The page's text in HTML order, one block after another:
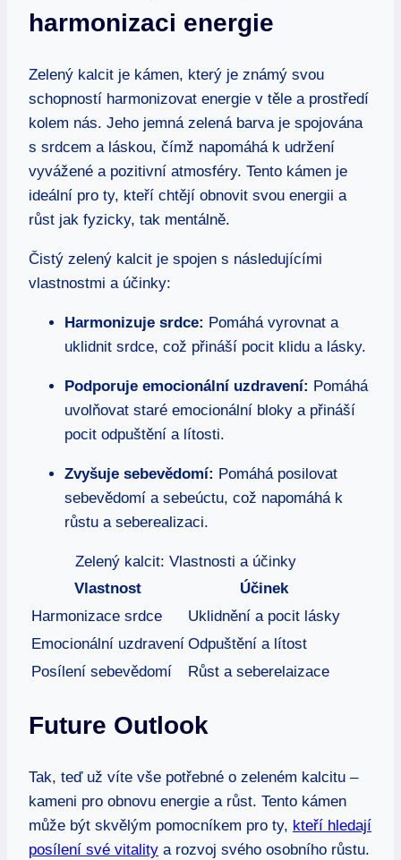
harmonizaci energie
Zelený kalcit je kámen, který je známý svou
schopností harmonizovat energie v těle a prostředí
kolem nás. Jeho jemná zelená barva je spojována
s srdcem a láskou, čímž napomáhá k udržení
vyvážené a pozitivní atmosféry. Tento kámen je
ideální pro ty, kteří chtějí obnovit svou energii a
růst jak fyzicky, tak mentálně.
Čistý zelený kalcit je spojen s následujícími
vlastnostmi a účinky:
Harmonizuje srdce: Pomáhá vyrovnat a
uklidnit srdce, což přináší pocit klidu a lásky.
Podporuje emocionální uzdravení: Pomáhá
uvolňovat staré emocionální bloky a přináší
pocit odpuštění a lítosti.
Zvyšuje sebevědomí: Pomáhá posilovat
sebevědomí a sebeúctu, což napomáhá k
růstu a seberealizaci.
Zelený kalcit: Vlastnosti a účinky
Vlastnost
Účinek
Harmonizace srdce
Uklidnění a pocit lásky
Emocionální uzdravení Odpuštění a lítost
Posílení sebevědomí
Růst a seberelaizace
Future Outlook
Tak, teď už víte vše potřebné o zeleném kalcitu –
kameni pro obnovu energie a růst. Tento kámen
může být skvělým pomocníkem pro ty, kteří hledají
posílení své vitality a rozvoj svého osobního růstu.